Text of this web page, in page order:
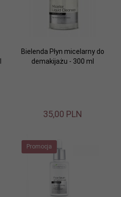
Bielenda Płyn micelarny do
demakijażu - 300 ml
35,00 PLN
Promocja